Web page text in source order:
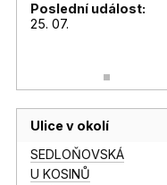
Poslední událost:
25. 07.
Ulice v okolí
SEDLOŇOVSKÁ
U KOSINŮ